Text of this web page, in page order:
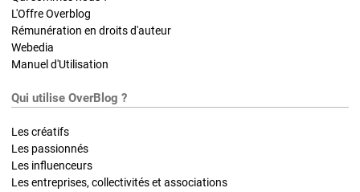
L'Offre Overblog
Rémunération en droits d'auteur
Webedia
Manuel d'Utilisation
Qui utilise OverBlog ?
Les créatifs
Les passionnés
Les influenceurs
Les entreprises, collectivités et associations